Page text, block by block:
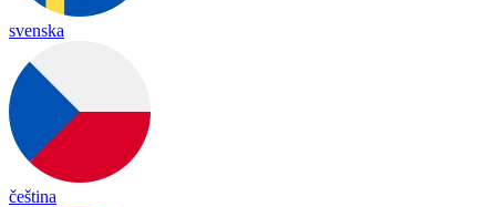
svenska
čeština